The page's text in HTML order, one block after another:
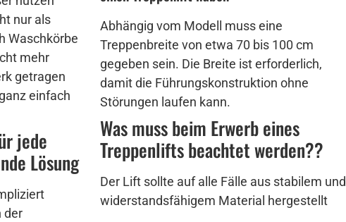
nur als
Waschkörbe
mehr
getragen
einfach
jede
Lösung
der
Abhängig vom Modell muss eine
Treppenbreite von etwa 70 bis 100 cm
gegeben sein. Die Breite ist erforderlich,
damit die Führungskonstruktion ohne
Störungen laufen kann.
Was muss beim Erwerb eines
Treppenlifts beachtet werden??
Der Lift sollte auf alle Fälle aus stabilem und
widerstandsfähigem Material hergestellt